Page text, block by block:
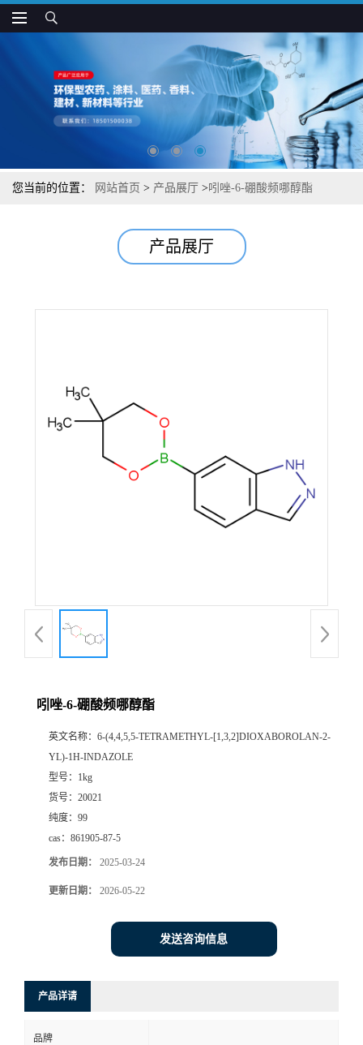
您当前的位置： 网站首页 > 产品展厅 >吲唑-6-硼酸频哪醇酯
产品展厅
吲唑-6-硼酸频哪醇酯
英文名称： 6-(4,4,5,5-TETRAMETHYL-[1,3,2]DIOXABOROLAN-2-
YL)-1H-INDAZOLE
型号： 1kg
货号： 20021
纯度： 99
cas： 861905-87-5
发布日期： 2025-03-24
更新日期： 2026-05-22
发送咨询信息
产品详请
品牌